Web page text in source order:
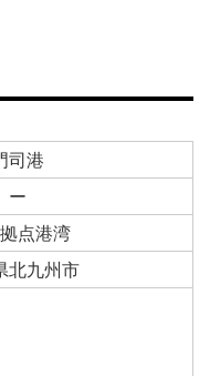
司港
ー
点港湾
北九州市